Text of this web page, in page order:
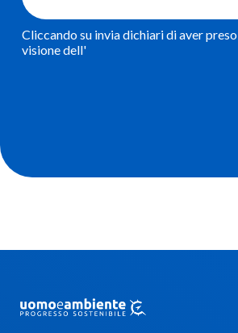
Cliccando su invia dichiari di aver preso
visione dell'